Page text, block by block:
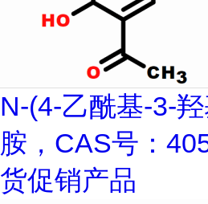
N-(4-乙酰基-3-
胺，CAS号：
货促销产品